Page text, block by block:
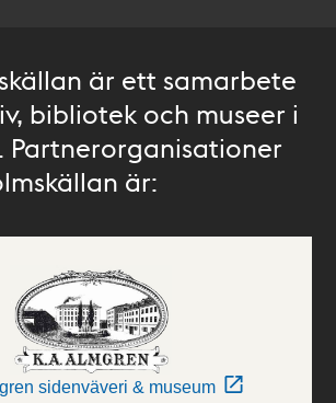
är ett samarbete
bibliotek och museer i
Partnerorganisationer
är:
sidenväveri & museum